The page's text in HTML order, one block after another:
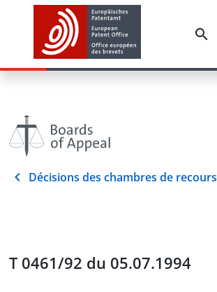
Décisions des chambres de recours
T 0461/92 du 05.07.1994